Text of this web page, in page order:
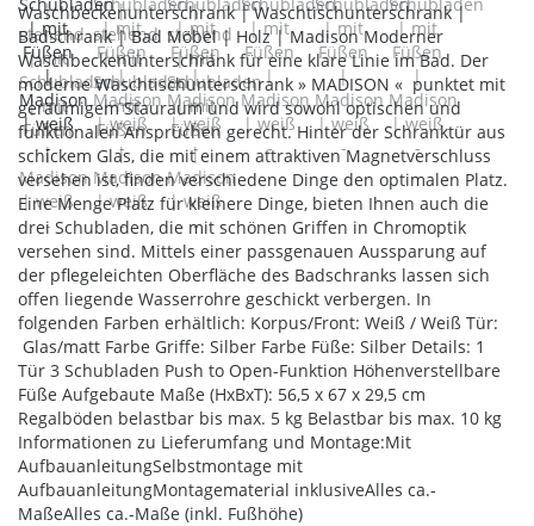
Waschbeckenunterschrank | Waschtischunterschrank |
Badschrank | Bad Möbel | Holz | Madison Moderner
Waschbeckenunterschrank für eine klare Linie im Bad. Der
moderne Waschtischunterschrank » MADISON « punktet mit
geräumigem Stauraum und wird sowohl optischen und
funktionalen Ansprüchen gerecht. Hinter der Schranktür aus
schickem Glas, die mit einem attraktiven Magnetverschluss
versehen ist, finden verschiedene Dinge den optimalen Platz.
Eine Menge Platz für kleinere Dinge, bieten Ihnen auch die
drei Schubladen, die mit schönen Griffen in Chromoptik
versehen sind. Mittels einer passgenauen Aussparung auf
der pflegeleichten Oberfläche des Badschranks lassen sich
offen liegende Wasserrohre geschickt verbergen. In
folgenden Farben erhältlich: Korpus/Front: Weiß / Weiß Tür:
Glas/matt Farbe Griffe: Silber Farbe Füße: Silber Details: 1
Tür 3 Schubladen Push to Open-Funktion Höhenverstellbare
Füße Aufgebaute Maße (HxBxT): 56,5 x 67 x 29,5 cm
Regalböden belastbar bis max. 5 kg Belastbar bis max. 10 kg
Informationen zu Lieferumfang und Montage:Mit
AufbauanleitungSelbstmontage mit
AufbauanleitungMontagematerial inklusiveAlles ca.-
MaßeAlles ca.-Maße (inkl. Fußhöhe)